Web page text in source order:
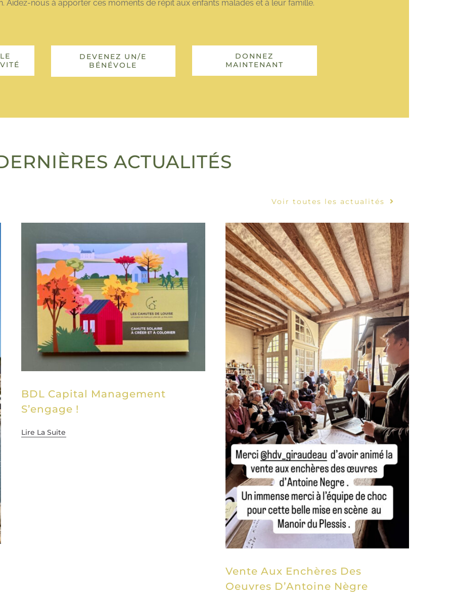
Aidez-nous à apporter ces moments de répit aux enfants malades et à leur famille.
DEVENEZ UN/E
BÉNÉVOLE
DONNEZ
MAINTENANT
ACTUALITÉS
Voir toutes les actualités
BDL Capital Management
S’engage !
Lire La Suite
Vente Aux Enchères Des
Oeuvres D’Antoine Nègre